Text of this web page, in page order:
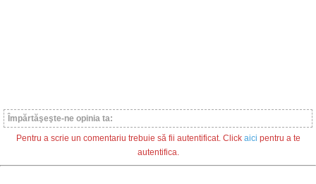
Împărtăşeşte-ne opinia ta:
Pentru a scrie un comentariu trebuie să fii autentificat. Click aici pentru a te
autentifica.